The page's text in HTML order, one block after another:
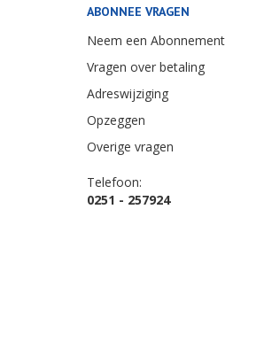
ABONNEE VRAGEN
Neem een Abonnement
Vragen over betaling
Adreswijziging
Opzeggen
Overige vragen
Telefoon:
0251 - 257924